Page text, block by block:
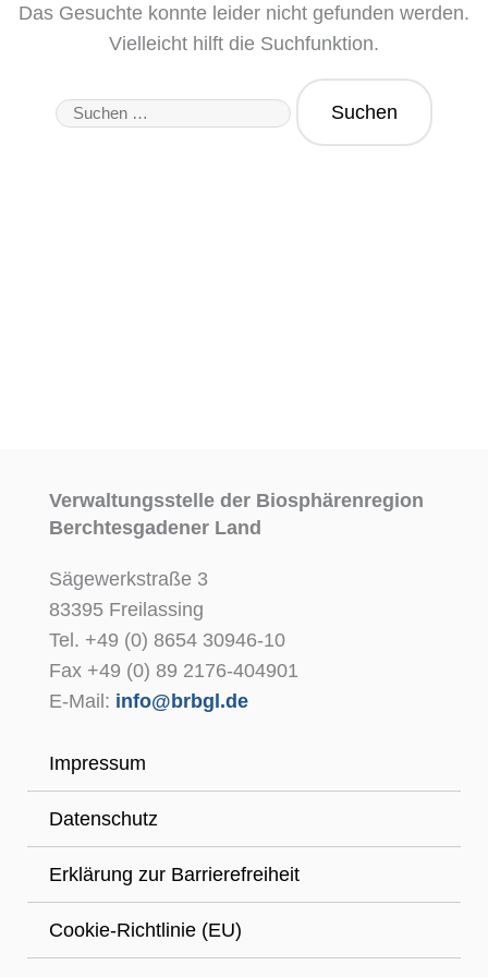
Das Gesuchte konnte leider nicht gefunden werden.
Vielleicht hilft die Suchfunktion.
Verwaltungsstelle der Biosphärenregion
Berchtesgadener Land
Sägewerkstraße 3
83395 Freilassing
Tel. +49 (0) 8654 30946-10
Fax +49 (0) 89 2176-404901
E-Mail: info@brbgl.de
Impressum
Datenschutz
Erklärung zur Barrierefreiheit
Cookie-Richtlinie (EU)